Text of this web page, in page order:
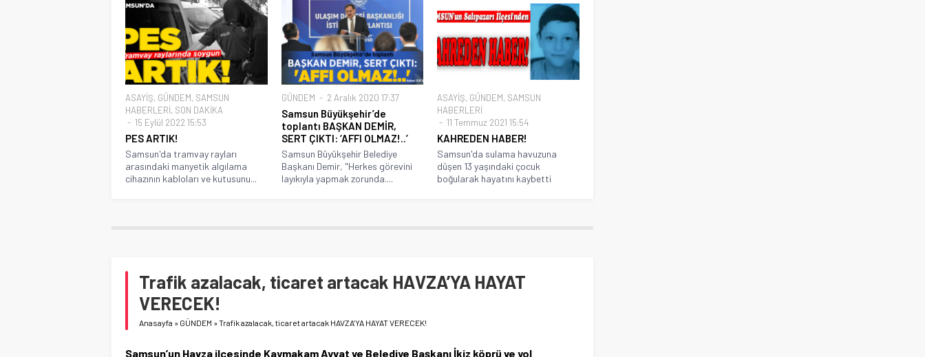
ASAYİŞ, GÜNDEM, SAMSUN
HABERLERİ, SON DAKİKA
15 Eylül 2022 15:53
PES ARTIK!
Samsun'da tramvay rayları
arasındaki manyetik algılama
cihazının kabloları ve kutusunu...
GÜNDEM 2 Aralık 2020 17:37
Samsun Büyükşehir’de
toplantı BAŞKAN DEMİR,
SERT ÇIKTI: ‘AFFI OLMAZ!..’
Samsun Büyükşehir Belediye
Başkanı Demir, "Herkes görevini
layıkıyla yapmak zorunda....
ASAYİŞ, GÜNDEM, SAMSUN
HABERLERİ
11 Temmuz 2021 15:54
KAHREDEN HABER!
Samsun'da sulama havuzuna
düşen 13 yaşındaki çocuk
boğularak hayatını kaybetti
Trafik azalacak, ticaret artacak HAVZA’YA HAYAT
VERECEK!
Anasayfa » GÜNDEM »Trafik azalacak, ticaret artacak HAVZA’YA HAYAT VERECEK!
Samsun’un Havza ilçesinde Kaymakam Ayvat ve Belediye Başkanı İkiz köprü ve yol